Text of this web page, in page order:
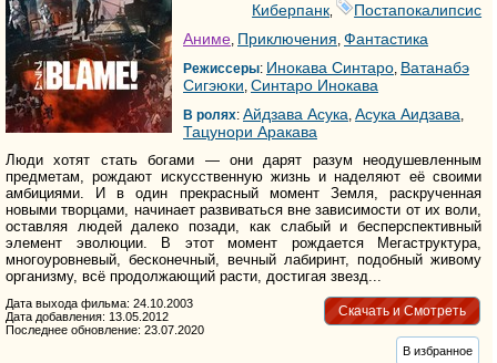
Киберпанк
Постапокалипсис
Аниме, Приключения, Фантастика
Режиссеры: Инокава Синтаро, Ватанабэ
Сигэюки, Синтаро Инокава
В ролях: Айдзава Асука, Асука Аидзава,
Тацунори Аракава
Люди хотят стать богами — они дарят разум неодушевленным
предметам, рождают искусственную жизнь и наделяют её своими
амбициями. И в один прекрасный момент Земля, раскрученная
новыми творцами, начинает развиваться вне зависимости от их воли,
оставляя людей далеко позади, как слабый и бесперспективный
элемент эволюции. В этот момент рождается Мегаструктура,
многоуровневый, бесконечный, вечный лабиринт, подобный живому
организму, всё продолжающий расти, достигая звезд...
Скачать и Смотреть
Дата выхода фильма: 24.10.2003
Дата добавления: 13.05.2012
Последнее обновление: 23.07.2020
В избранное